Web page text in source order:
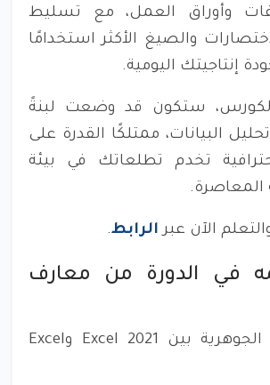
وأوراق العمل، مع تسليط
والصيغ الأكثر استخدامًا
إنتاجيتك اليومية.
الكورس، ستكون قد وضعت لبنةً
البيانات، ممتلكًا القدرة على
تخدم تطلعاتك في بيئة
المعاصرة.
الآن عبر الرابط.
في الدورة من معارف
الفروقات الجوهرية بين Excel 2021 وExcel